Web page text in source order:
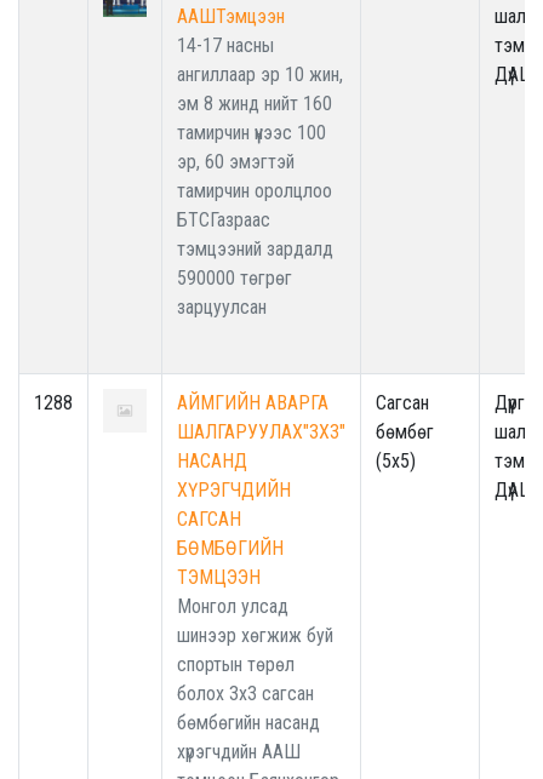
ААШТэмцээн
14-17 насны
ангиллаар эр 10 жин,
эм 8 жинд нийт 160
тамирчин үүнээс 100
эр, 60 эмэгтэй
тамирчин оролцлоо
БТСГазраас
тэмцээний зардалд
590000 төгрөг
зарцуулсан
1288
АЙМГИЙН АВАРГА
ШАЛГАРУУЛАХ"3Х3"
НАСАНД
ХҮРЭГЧДИЙН
САГСАН
БӨМБӨГИЙН
ТЭМЦЭЭН
Монгол улсад
шинээр хөгжиж буй
спортын төрөл
болох 3x3 сагсан
бөмбөгийн насанд
хүрэгчдийн ААШ
Сагсан
бөмбөг
(5x5)